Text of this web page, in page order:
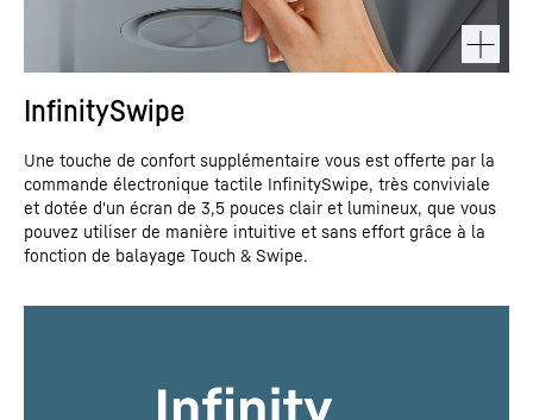
InfinitySwipe
Une touche de confort supplémentaire vous est offerte par la
commande électronique tactile InfinitySwipe, très conviviale
et dotée d'un écran de 3,5 pouces clair et lumineux, que vous
pouvez utiliser de manière intuitive et sans effort grâce à la
fonction de balayage Touch & Swipe.